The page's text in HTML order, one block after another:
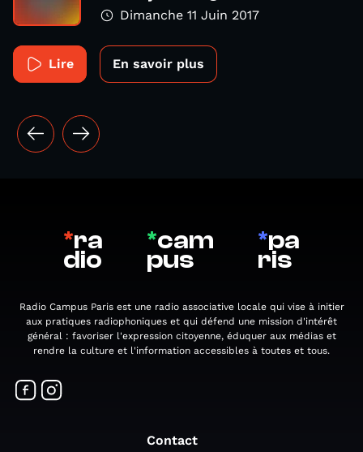
Dimanche 11 Juin 2017
Lire En savoir plus
*ra
dio
*cam
pus
*pa
ris
Radio Campus Paris est une radio associative locale qui vise à initier
aux pratiques radiophoniques et qui défend une mission d'intérêt
général : favoriser l'expression citoyenne, éduquer aux médias et
rendre la culture et l'information accessibles à toutes et tous.
Contact